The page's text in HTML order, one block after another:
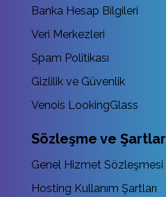
Banka Hesap Bilgileri
Veri Merkezleri
Spam Politikası
Gizlilik ve Güvenlik
Venois LookingGlass
Sözleşme ve Şartlar
Genel Hizmet Sözleşmesi
Hosting Kullanım Şartları